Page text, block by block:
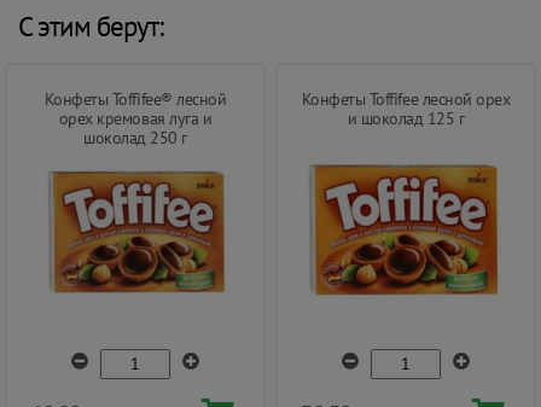
С этим берут:
Конфеты Toffifee® лесной
орех кремовая луга и
шоколад 250 г
Конфеты Toffifee лесной орех
и шоколад 125 г